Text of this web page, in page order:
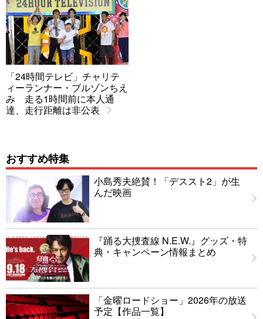
「24時間テレビ」チャリテ
ィーランナー・ブルゾンちえ
み 走る1時間前に本人通
達、走行距離は非公表
おすすめ特集
小島秀夫絶賛！「デススト2」が生
んだ映画
『踊る大捜査線 N.E.W.』グッズ・特
典・キャンペーン情報まとめ
「金曜ロードショー」2026年の放送
予定【作品一覧】